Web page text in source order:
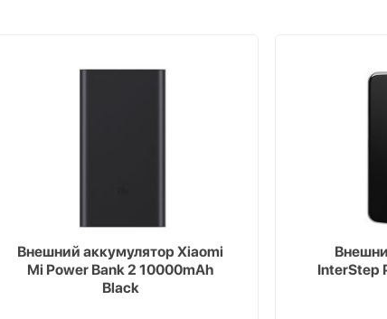
Внешний аккумулятор Xiaomi
Mi Power Bank 2 10000mAh
Black
InterStep